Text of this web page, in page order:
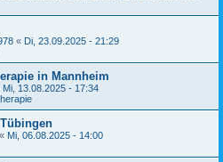
« Di, 23.09.2025 - 21:29
in Mannheim
Mi, 13.08.2025 - 17:34
« Mi, 06.08.2025 - 14:00